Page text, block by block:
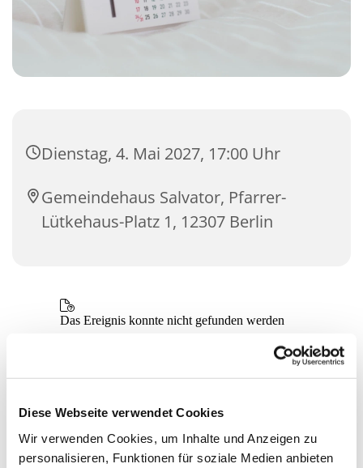
Diese Webseite verwendet Cookies
Wir verwenden Cookies, um Inhalte und Anzeigen zu
personalisieren, Funktionen für soziale Medien anbieten
Dienstag, 4. Mai 2027, 17:00 Uhr
Gemeindehaus Salvator, Pfarrer-
Lütkehaus-Platz 1, 12307 Berlin